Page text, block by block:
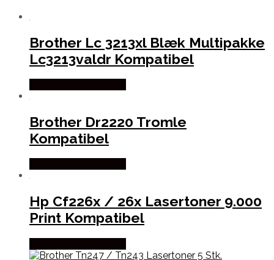
Brother Lc 3213xl Blæk Multipakke
Lc3213valdr Kompatibel
Brother Dr2220 Tromle
Kompatibel
Hp Cf226x / 26x Lasertoner 9.000
Print Kompatibel